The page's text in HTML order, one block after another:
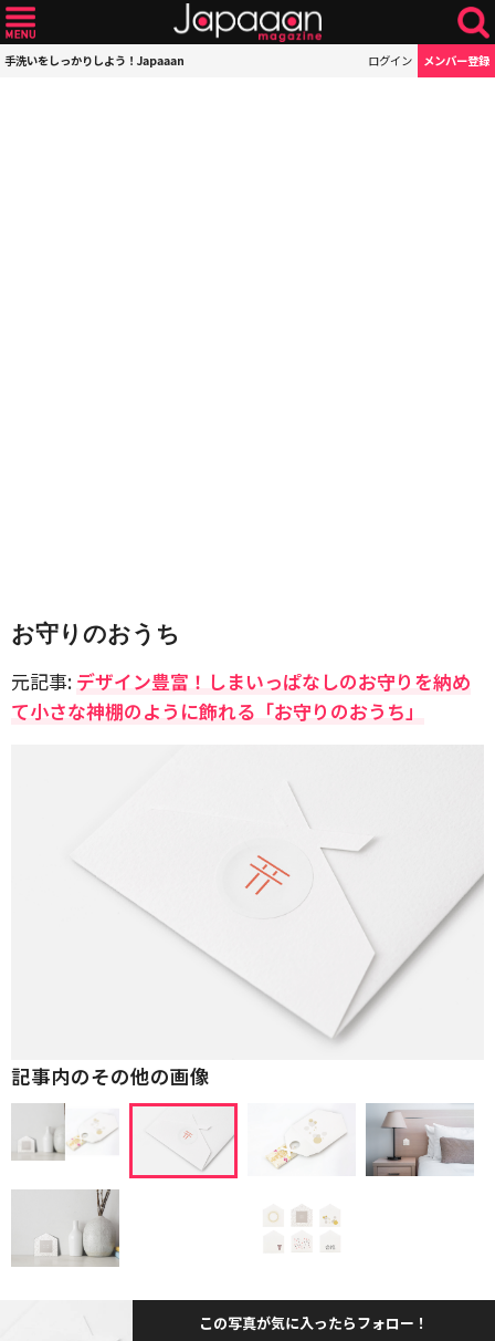
手洗いをしっかりしよう！Japaaan ログイン メンバー登録
お守りのおうち
元記事: デザイン豊富！しまいっぱなしのお守りを納め
て小さな神棚のように飾れる「お守りのおうち」
記事内のその他の画像
この写真が気に入ったらフォロー！